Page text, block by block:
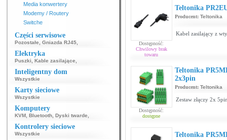
Media konwertery
Modemy / Routery
Switche
Części serwisowe
Pozostałe Gniazda RJ45
Elektryka
Puszki Kable zasilające
Inteligentny dom
Wszystkie
Karty sieciowe
Wszystkie
Komputery
KVM Bluetooth Dyski twarde
Kontrolery sieciowe
Wszystkie
Dostępność:
Chwilowy brak
towaru
Teltonika
Producent: Teltonika
Kabel zasilający z
Dostępność:
dostępne
Teltonika
2x3pin
Producent: Teltonika
Zestaw złączy 2x
Teltonika